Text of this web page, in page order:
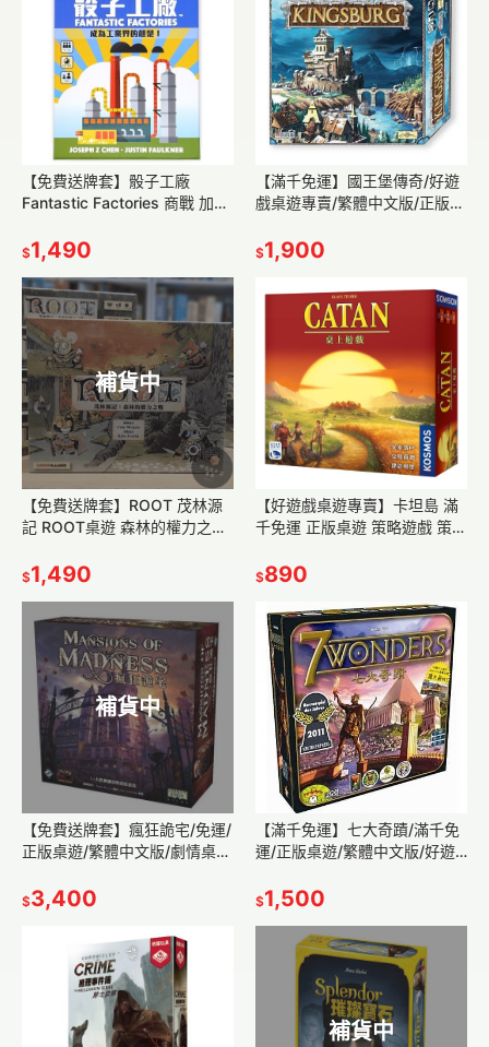
【免費送牌套】骰子工廠
Fantastic Factories 商戰 加班
文
$1,490
【滿千免運】國王堡傳奇/好遊
戲桌遊專賣/繁體中文版/正版桌
智/合作
$1,900
補貨中
【免費送牌套】ROOT 茂林源
記 ROOT桌遊 森林的權力之戰
略 戰爭 益智 重策
$1,490
【好遊戲桌遊專賣】卡坦島 滿
千免運 正版桌遊 策略遊戲 策略
起 教學 桌遊 遊戲
$890
補貨中
【免費送牌套】瘋狂詭宅/免運/
正版桌遊/繁體中文版/劇情桌
遊/探險/好遊戲桌遊專賣
$3,400
【滿千免運】七大奇蹟/滿千免
運/正版桌遊/繁體中文版/好遊
貨/7Wonders 附教學影
$1,500
補貨中